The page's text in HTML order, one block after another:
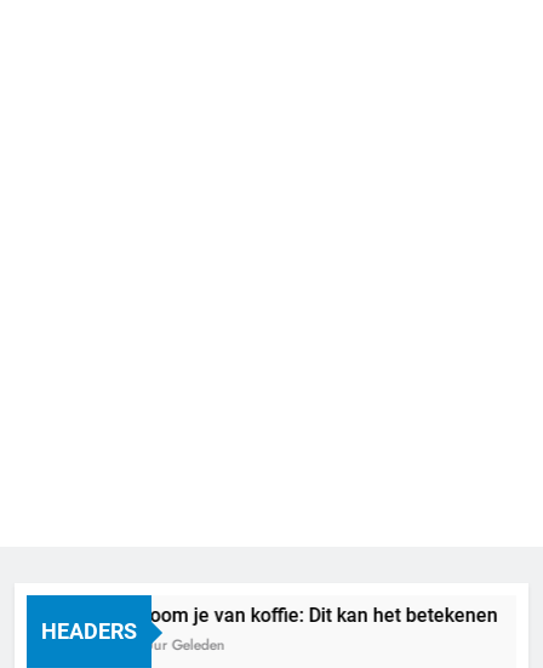
HEADERS
Droom je van koffie: Dit kan het betekenen
7 Uur Geleden